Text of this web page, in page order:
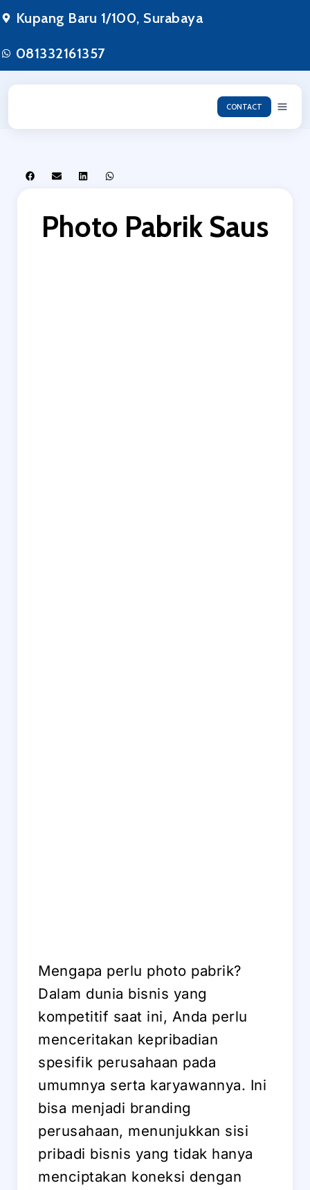
Kupang Baru 1/100, Surabaya
081332161357
CONTACT
Photo Pabrik Saus
Mengapa perlu photo pabrik?
Dalam dunia bisnis yang
kompetitif saat ini, Anda perlu
menceritakan kepribadian
spesifik perusahaan pada
umumnya serta karyawannya. Ini
bisa menjadi branding
perusahaan, menunjukkan sisi
pribadi bisnis yang tidak hanya
menciptakan koneksi dengan